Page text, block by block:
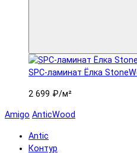
SPC-ламинат Ëлка
2 699 ₽/м²
Amigo AnticWood
Antic
Контур